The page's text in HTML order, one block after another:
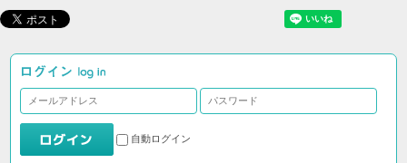
自動ログイン